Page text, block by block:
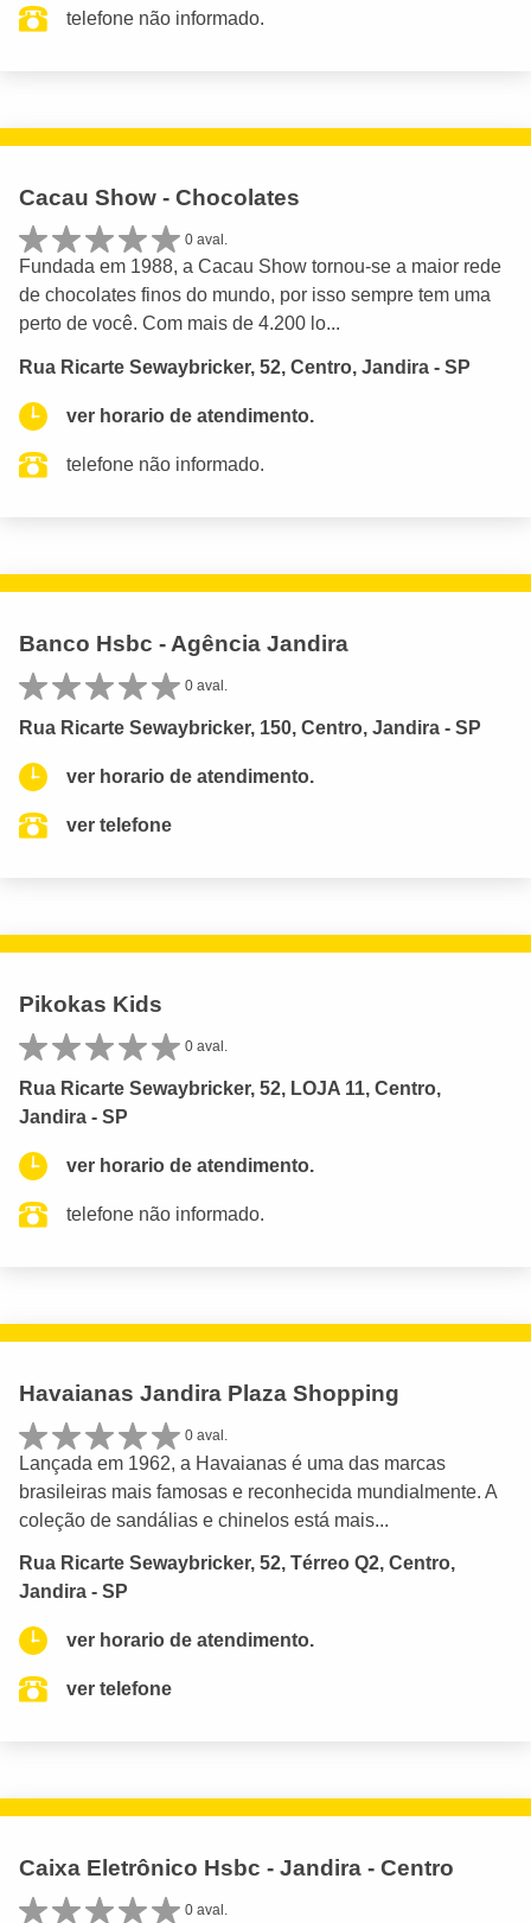
telefone não informado.
Cacau Show - Chocolates
0 aval.
Fundada em 1988, a Cacau Show tornou-se a maior rede
de chocolates finos do mundo, por isso sempre tem uma
perto de você. Com mais de 4.200 lo...
Rua Ricarte Sewaybricker, 52, Centro, Jandira - SP
ver horario de atendimento.
telefone não informado.
Banco Hsbc - Agência Jandira
0 aval.
Rua Ricarte Sewaybricker, 150, Centro, Jandira - SP
ver horario de atendimento.
ver telefone
Pikokas Kids
0 aval.
Rua Ricarte Sewaybricker, 52, LOJA 11, Centro,
Jandira - SP
ver horario de atendimento.
telefone não informado.
Havaianas Jandira Plaza Shopping
0 aval.
Lançada em 1962, a Havaianas é uma das marcas
brasileiras mais famosas e reconhecida mundialmente. A
coleção de sandálias e chinelos está mais...
Rua Ricarte Sewaybricker, 52, Térreo Q2, Centro,
Jandira - SP
ver horario de atendimento.
ver telefone
Caixa Eletrônico Hsbc - Jandira - Centro
0 aval.